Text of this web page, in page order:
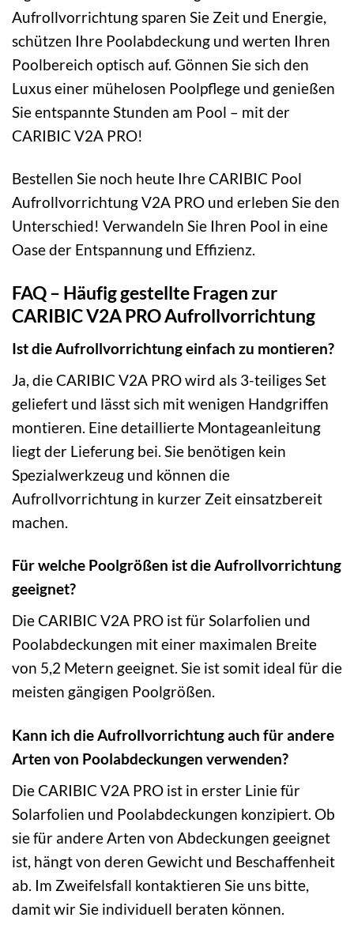
Aufrollvorrichtung sparen Sie Zeit und Energie,
schützen Ihre Poolabdeckung und werten Ihren
Poolbereich optisch auf. Gönnen Sie sich den
Luxus einer mühelosen Poolpflege und genießen
Sie entspannte Stunden am Pool – mit der
CARIBIC V2A PRO!
Bestellen Sie noch heute Ihre CARIBIC Pool
Aufrollvorrichtung V2A PRO und erleben Sie den
Unterschied! Verwandeln Sie Ihren Pool in eine
Oase der Entspannung und Effizienz.
FAQ – Häufig gestellte Fragen zur
CARIBIC V2A PRO Aufrollvorrichtung
Ist die Aufrollvorrichtung einfach zu montieren?
Ja, die CARIBIC V2A PRO wird als 3-teiliges Set
geliefert und lässt sich mit wenigen Handgriffen
montieren. Eine detaillierte Montageanleitung
liegt der Lieferung bei. Sie benötigen kein
Spezialwerkzeug und können die
Aufrollvorrichtung in kurzer Zeit einsatzbereit
machen.
Für welche Poolgrößen ist die Aufrollvorrichtung
geeignet?
Die CARIBIC V2A PRO ist für Solarfolien und
Poolabdeckungen mit einer maximalen Breite
von 5,2 Metern geeignet. Sie ist somit ideal für die
meisten gängigen Poolgrößen.
Kann ich die Aufrollvorrichtung auch für andere
Arten von Poolabdeckungen verwenden?
Die CARIBIC V2A PRO ist in erster Linie für
Solarfolien und Poolabdeckungen konzipiert. Ob
sie für andere Arten von Abdeckungen geeignet
ist, hängt von deren Gewicht und Beschaffenheit
ab. Im Zweifelsfall kontaktieren Sie uns bitte,
damit wir Sie individuell beraten können.